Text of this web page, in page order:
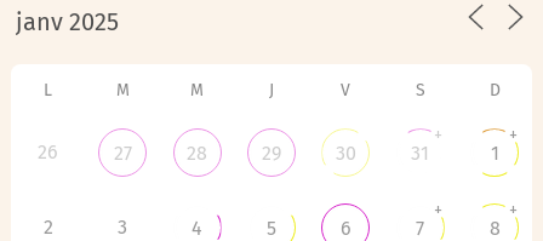
L M M J V S D
26 27 28 29 30 31
+
1
+
2 3 4 5 6 7
+
8
+